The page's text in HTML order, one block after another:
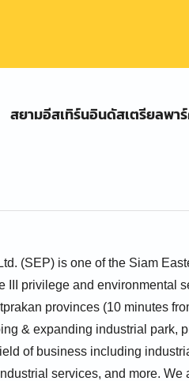
สยามอีสเทิร์นอินดัสเตรียลพา
(SEP) is one of the Siam
III privilege and environmental
provinces (10 minutes
& expanding industrial park,
of business including
services, and more.